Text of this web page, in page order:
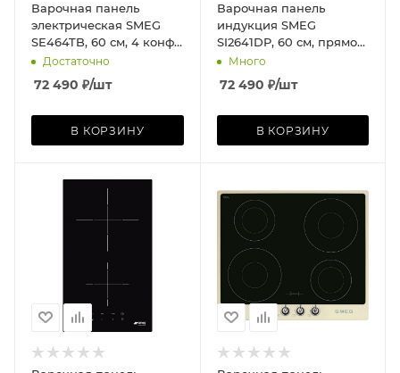
Варочная панель
электрическая SMEG
SE464TB, 60 см, 4 конф.,
скошенный край,
чёрное стекло
Достаточно
72 490 ₽/шт
В КОРЗИНУ
Варочная панель
индукция SMEG
SI2641DP, 60 см, прямой
край, кремовый
Много
72 490 ₽/шт
В КОРЗИНУ